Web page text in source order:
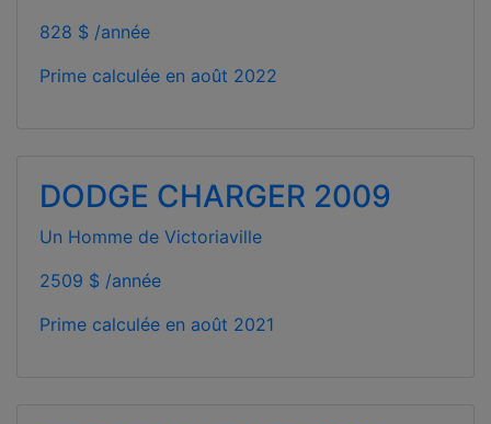
828 $ /année
Prime calculée en août 2022
DODGE CHARGER 2009
Un Homme de Victoriaville
2509 $ /année
Prime calculée en août 2021